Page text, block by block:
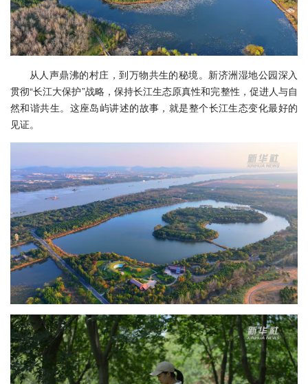
从人声鼎沸的村庄，到万物共生的秘境。新济洲湿地公园深入
贯彻“长江大保护”战略，保持长江生态原真性和完整性，促进人与自
然和谐共生。这座岛屿讲述的故事，就是整个长江生态变化最好的
见证。